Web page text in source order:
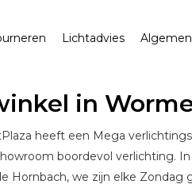
Lichtadvies
in
heeft een Mega
boordevol verlichting.
Hornbach, we zijn elke Zondag